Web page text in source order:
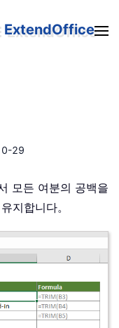
ExtendOffice
29
모든 여분의 공백을
지합니다。